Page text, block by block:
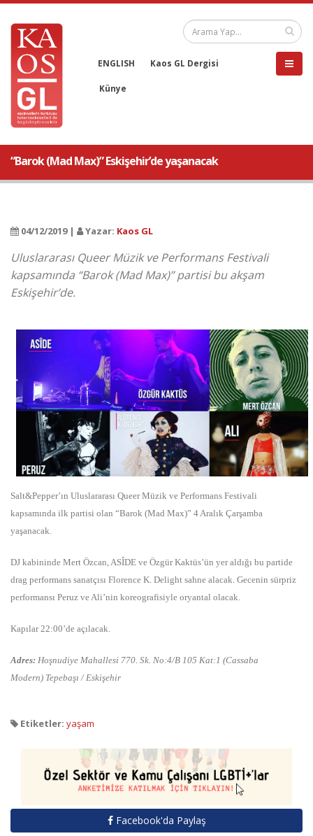
ENGLISH Kaos GL Dergisi
Künye
“Barok (Mad Max)” Eskişehir’de yaşanacak
04/12/2019 | Yazar: Kaos GL
Uluslararası Queer Müzik ve Performans Festivali
kapsamında “Barok (Mad Max)” partisi bu akşam
Eskişehir’de.
Salt&Pepper’ın Uluslararası Queer Müzik ve Performans Festivali
kapsamında ilk partisi olan “Barok (Mad Max)” 4 Aralık Çarşamba
yaşanacak.
DJ kabininde Mert Özcan, ASÎDE ve Özgür Kaktüs’ün yer aldığı bu partide
drag performans sanatçısı Florence K. Delight sahne alacak. Gecenin sürpriz
performansı Peruz ve Ali’nin koreografisiyle oryantal olacak.
Kapılar 22:00’de açılacak.
Adres: Hoşnudiye Mahallesi 770. Sk. No:4/B 105 Kat:1 (Cassaba
Modern) Tepebaşı / Eskişehir
Etiketler: yaşam
Facebook'da Paylaş